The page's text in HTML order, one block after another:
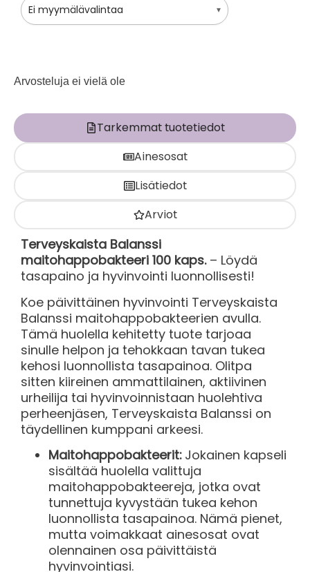
Ei myymälävalintaa ▾
Arvosteluja ei vielä ole
Tarkemmat tuotetiedot
Ainesosat
Lisätiedot
Arviot
Terveyskaista Balanssi
maitohappobakteeri 100 kaps.– Löydä
tasapaino ja hyvinvointi luonnollisesti!
Koe päivittäinen hyvinvointi Terveyskaista
Balanssi maitohappobakteerien avulla.
Tämä huolella kehitetty tuote tarjoaa
sinulle helpon ja tehokkaan tavan tukea
kehosi luonnollista tasapainoa. Olitpa
sitten kiireinen ammattilainen, aktiivinen
urheilija tai hyvinvoinnistaan huolehtiva
perheenjäsen, Terveyskaista Balanssi on
täydellinen kumppani arkeesi.
Maitohappobakteerit:Jokainen kapseli
sisältää huolella valittuja
maitohappobakteereja, jotka ovat
tunnettuja kyvystään tukea kehon
luonnollista tasapainoa. Nämä pienet,
mutta voimakkaat ainesosat ovat
olennainen osa päivittäistä
hyvinvointiasi.